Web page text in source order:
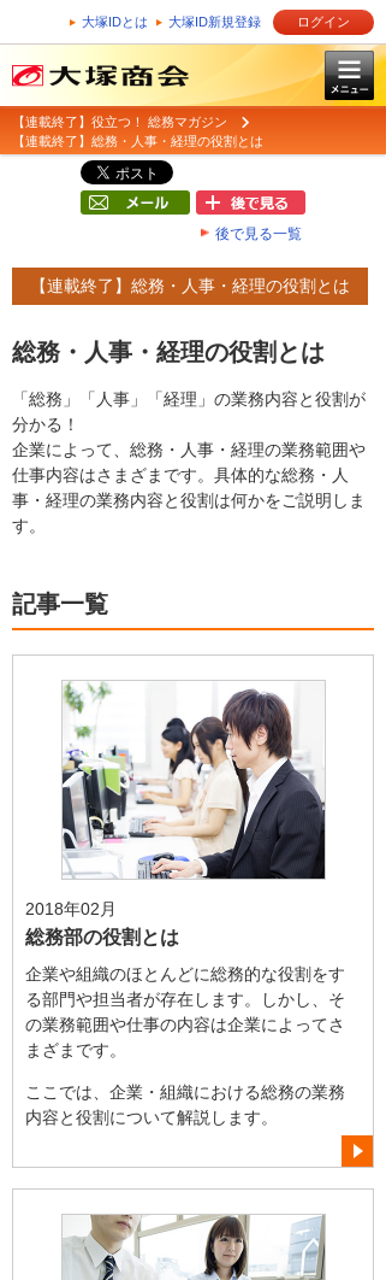
大塚IDとは 大塚ID新規登録 ログイン
【連載終了】役立つ！ 総務マガジン
【連載終了】総務・人事・経理の役割とは
後で見る一覧
【連載終了】総務・人事・経理の役割とは
総務・人事・経理の役割とは
「総務」「人事」「経理」の業務内容と役割が
分かる！
企業によって、総務・人事・経理の業務範囲や
仕事内容はさまざまです。具体的な総務・人
事・経理の業務内容と役割は何かをご説明しま
す。
記事一覧
2018年02月
総務部の役割とは
企業や組織のほとんどに総務的な役割をす
る部門や担当者が存在します。しかし、そ
の業務範囲や仕事の内容は企業によってさ
まざまです。
ここでは、企業・組織における総務の業務
内容と役割について解説します。